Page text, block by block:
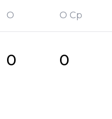
О О Ср
0 0